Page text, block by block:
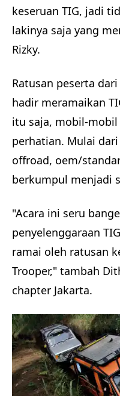
keseruan TIG, jadi
lakinya saja yang
Rizky.
Ratusan peserta
hadir meramaikan
itu saja, mobil-
perhatian. Mulai
offroad, oem/
berkumpul menjadi
"Acara ini seru
penyelenggaraan
ramai oleh ratusan
Trooper," tambah
chapter Jakarta.